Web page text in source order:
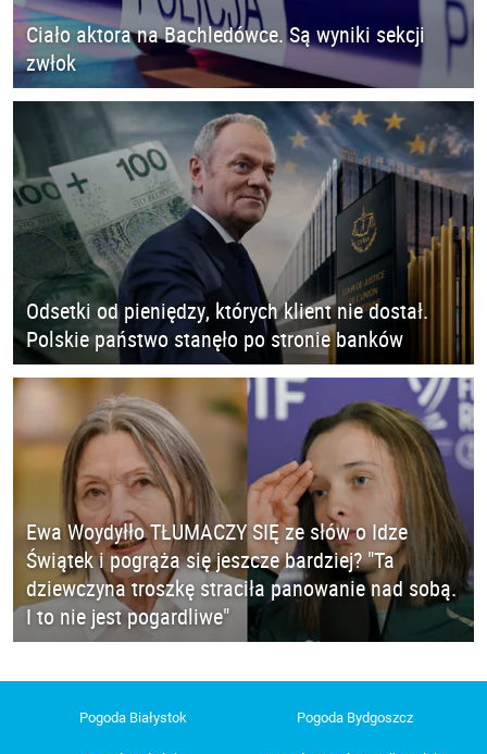
Ciało aktora na Bachledówce. Są wyniki sekcji
zwłok
Odsetki od pieniędzy, których klient nie dostał.
Polskie państwo stanęło po stronie banków
Ewa Woydyłło TŁUMACZY SIĘ ze słów o Idze
Świątek i pogrąża się jeszcze bardziej? "Ta
dziewczyna troszkę straciła panowanie nad sobą.
I to nie jest pogardliwe"
Pogoda Białystok Pogoda Bydgoszcz